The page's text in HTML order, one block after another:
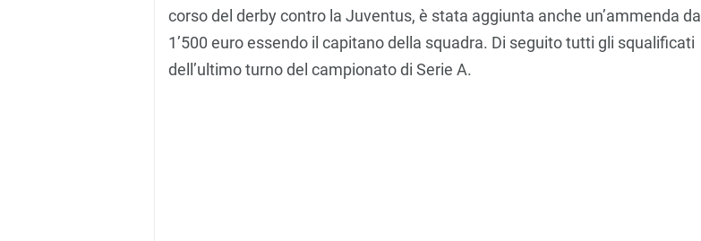
corso del derby contro la Juventus, è stata aggiunta anche un’ammenda da
1’500 euro essendo il capitano della squadra. Di seguito tutti gli squalificati
dell’ultimo turno del campionato di Serie A.